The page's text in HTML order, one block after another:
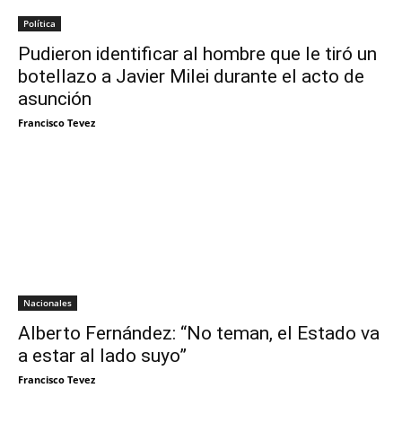
Política
Pudieron identificar al hombre que le tiró un
botellazo a Javier Milei durante el acto de
asunción
Francisco Tevez
Nacionales
Alberto Fernández: “No teman, el Estado va
a estar al lado suyo”
Francisco Tevez